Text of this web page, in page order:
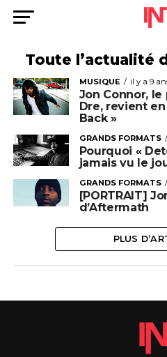
Toute l’actualité
MUSIQUE il y a 9
Jon Connor,
Dre, revient
Back »
GRANDS FORMATS
Pourquoi «
jamais vu le
GRANDS FORMATS
[PORTRAIT]
d’Aftermath
PLUS